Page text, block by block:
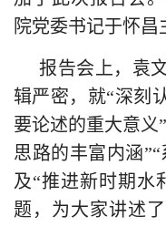
院党委书记于怀昌
报告会上，袁
辑严密，就“深刻
要论述的重大意义
思路的丰富内涵
及“推进新时期水
题，为大家讲述